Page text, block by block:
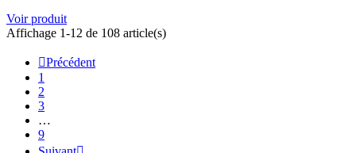
Voir produit
Affichage 1-12 de 108 article(s)
Précédent
1
2
3
…
9